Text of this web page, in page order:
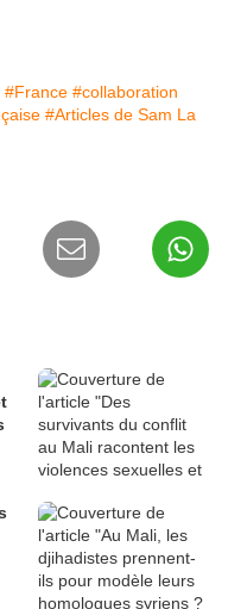
#France #collaboration
#Articles de Sam La